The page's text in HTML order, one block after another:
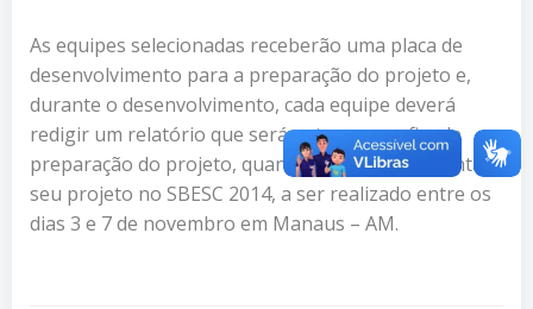
As equipes selecionadas receberão uma placa de
desenvolvimento para a preparação do projeto e,
durante o desenvolvimento, cada equipe deverá
redigir um relatório que será entregue ao fim da
preparação do projeto, quando deverão apresentar
seu projeto no SBESC 2014, a ser realizado entre os
dias 3 e 7 de novembro em Manaus – AM.